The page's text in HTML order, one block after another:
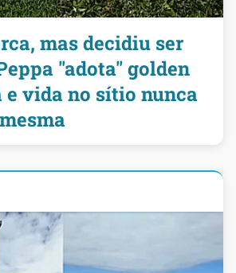
mas decidiu ser
"adota" golden
e vida no sítio nunca